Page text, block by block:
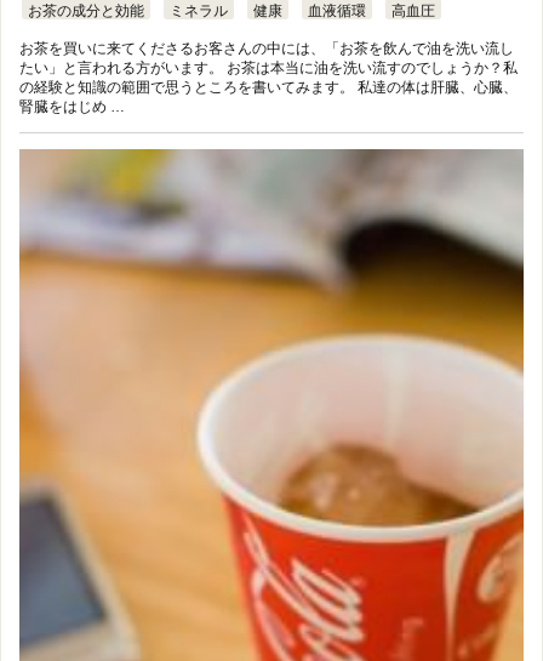
お茶の成分と効能 ミネラル 健康 血液循環 高血圧
お茶を買いに来てくださるお客さんの中には、「お茶を飲んで油を洗い流し
たい」と言われる方がいます。 お茶は本当に油を洗い流すのでしょうか？私
の経験と知識の範囲で思うところを書いてみます。 私達の体は肝臓、心臓、
腎臓をはじめ …